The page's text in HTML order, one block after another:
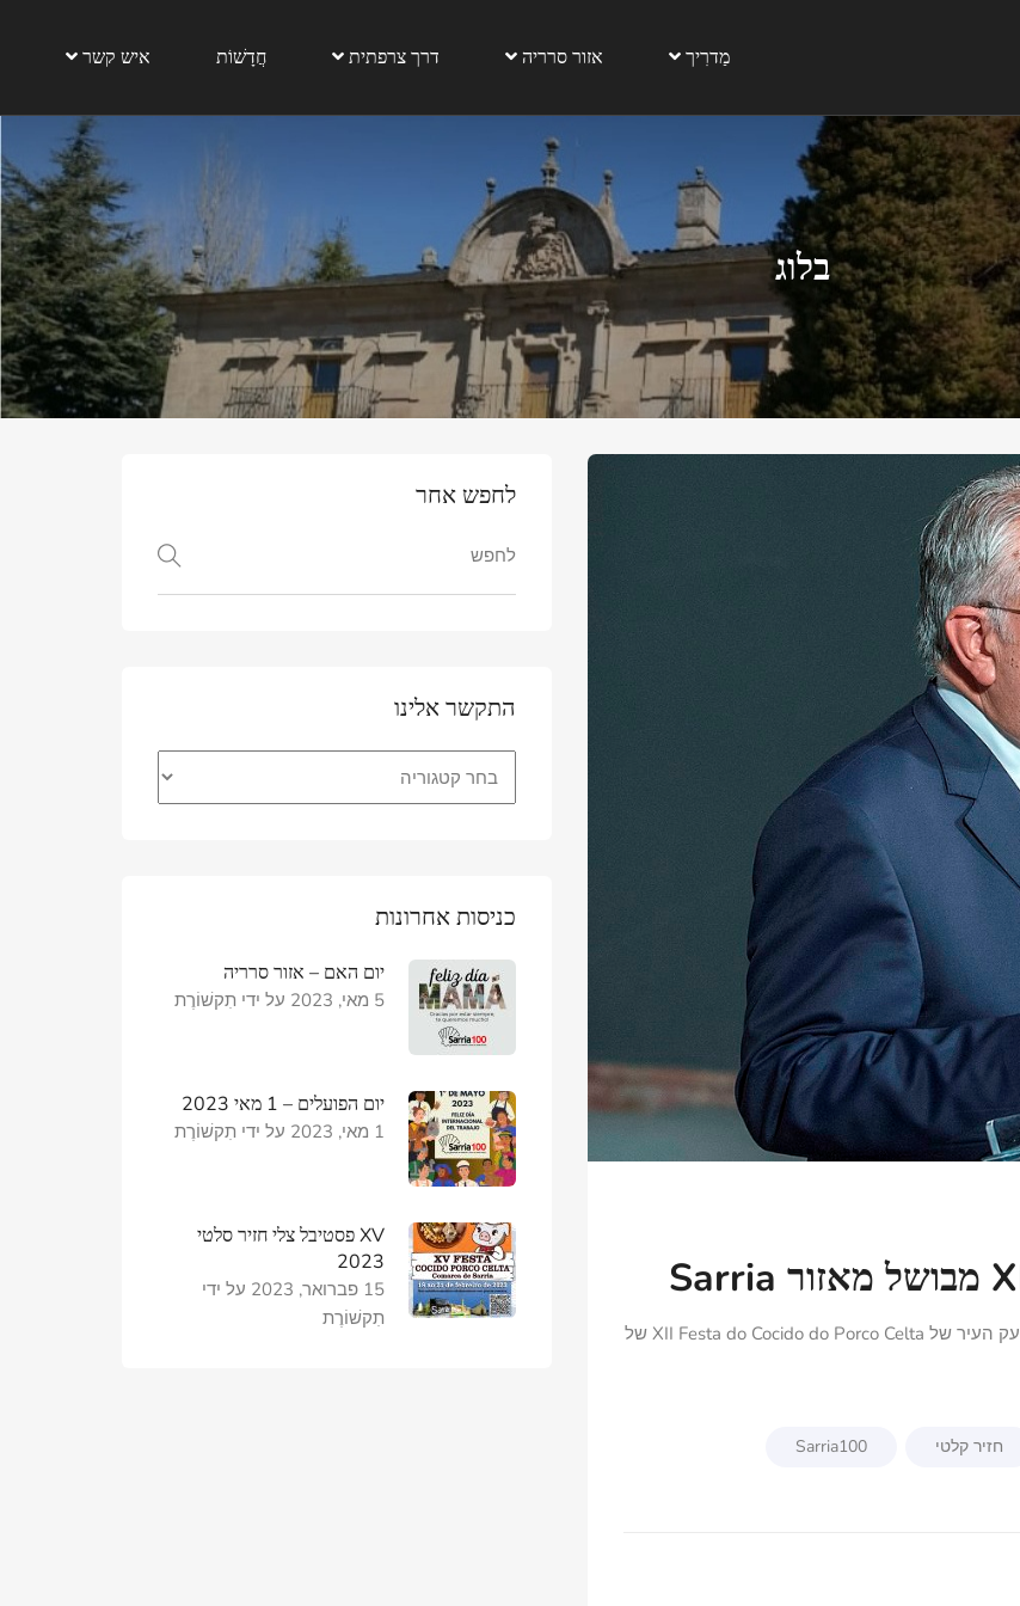
אזור סרריה דרך צרפתית חֲדָשׁוֹת איש קשר
בלוג
נשיא בית המשפט לחוקה, חואן חוזה גונזלס ריבאס, יהיה זועק העיר של XII Festa do Cocido do Porco Celta של
Sarria100
התקשר אלינו
כניסות אחרונות
יום האם – אזור סרריה
5 מאי, 2023 על ידיתִקשׁוֹרֶת
יום הפועלים – 1 מאי 2023
1 מאי, 2023 על ידיתִקשׁוֹרֶת
XV פסטיבל צלי חזיר סלטי
2023
15 פברואר, 2023
על ידי
תִקשׁוֹרֶת